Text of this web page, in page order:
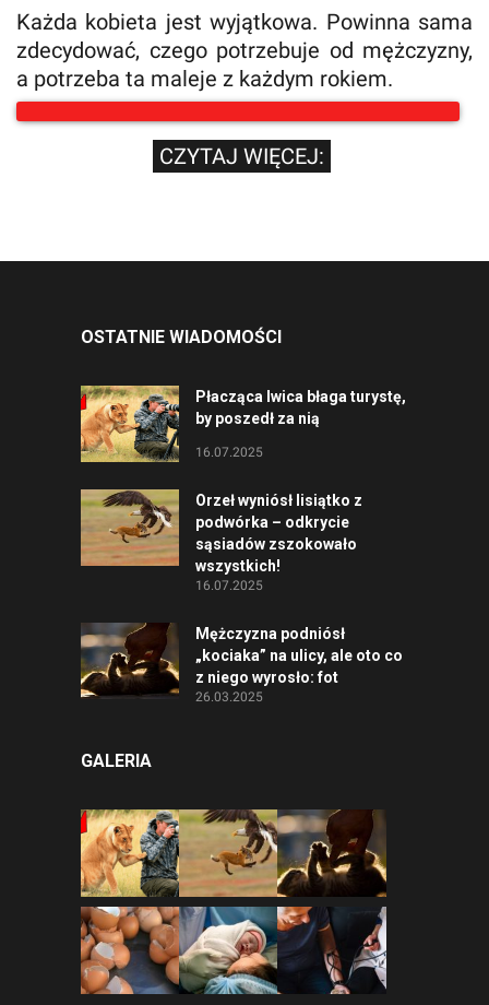
Każda kobieta jest wyjątkowa. Powinna sama
zdecydować, czego potrzebuje od mężczyzny,
a potrzeba ta maleje z każdym rokiem.
CZYTAJ WIĘCEJ:
OSTATNIE WIADOMOŚCI
Płacząca lwica błaga turystę,
by poszedł za nią
16.07.2025
Orzeł wyniósł lisiątko z
podwórka – odkrycie
sąsiadów zszokowało
wszystkich!
16.07.2025
Mężczyzna podniósł
„kociaka” na ulicy, ale oto co
z niego wyrosło: fot
26.03.2025
GALERIA